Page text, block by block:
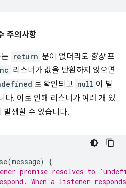
주의사항
return 문이 없더라도 항상프
리스너가 값을 반환하지 않으면
로 확인되고 null 이 발
다. 이로 인해 리스너가 여러 개 있
발생할 수 있습니다.
(message)
{
promise resolves to
When a listener